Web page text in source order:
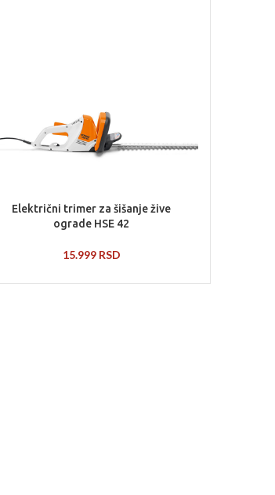
Električni trimer za šišanje žive
ograde HSE 42
15.999 RSD